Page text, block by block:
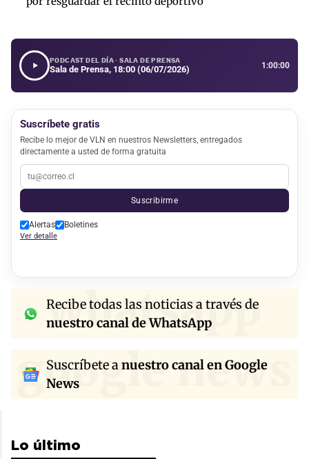
PODCAST DEL DÍA · SALA DE PRENSA
Sala de Prensa, 18:00 (06/07/2026) 1:00:00
Suscríbete gratis
Recibe lo mejor de VLN en nuestros Newsletters, entregados
directamente a usted de forma gratuita
Suscribirme
Alertas Boletines
Ver detalle
whatsapp
Recibe todas las noticias a través de
nuestro canal de WhatsApp
google news
Suscríbete anuestro canal en Google
News
Lo último